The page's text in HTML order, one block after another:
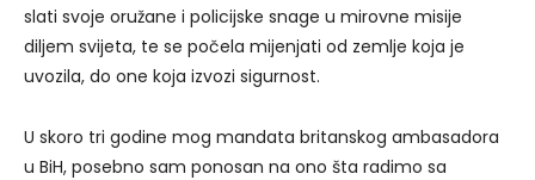
slati svoje oružane i policijske snage u mirovne misije
diljem svijeta, te se počela mijenjati od zemlje koja je
uvozila, do one koja izvozi sigurnost.
U skoro tri godine mog mandata britanskog ambasadora
u BiH, posebno sam ponosan na ono šta radimo sa